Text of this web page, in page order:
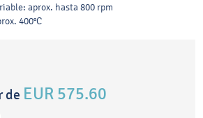
aprox. hasta 800 rpm
400°C
de EUR 575.60